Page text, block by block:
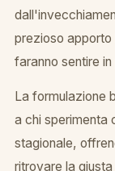
prezioso apporto
faranno sentire
La formulazione
a chi sperimenta
stagionale,
ritrovare la